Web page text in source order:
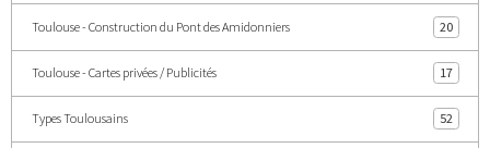
Toulouse - Construction du Pont des Amidonniers 20
Toulouse - Cartes privées / Publicités 17
Types Toulousains 52